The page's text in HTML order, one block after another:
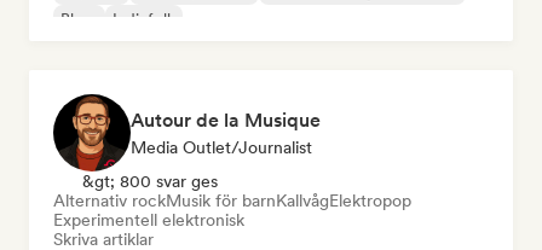
Blues
Indiefolk
Autour de la Musique
Media Outlet/Journalist
&gt; 800 svar ges
Alternativ rockMusik för barnKallvågElektropop
Experimentell elektronisk
Skriva artiklar